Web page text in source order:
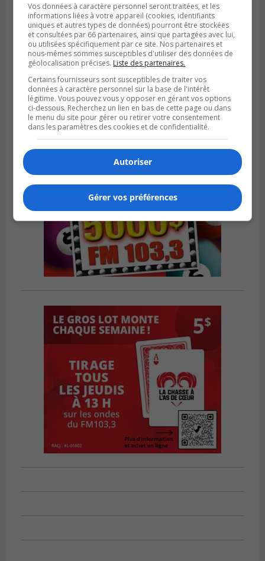
SAINT-CATHERINE
Sainte-Catherine prolonge son aide
financière au Complexe Le Partage
Vos données à caractère personnel seront traitées, et les
informations liées à votre appareil (cookies, identifiants
uniques et autres types de données) pourront être stockées
et consultées par 66 partenaires, ainsi que partagées avec lui,
ou utilisées spécifiquement par ce site. Nos partenaires et
nous-mêmes sommes susceptibles d'utiliser des données de
géolocalisation précises. Liste des partenaires.
Certains fournisseurs sont susceptibles de traiter vos
données à caractère personnel sur la base de l'intérêt
légitime. Vous pouvez vous y opposer en gérant vos options
ci-dessous. Recherchez un lien en bas de cette page ou dans
le menu du site pour gérer ou retirer votre consentement
dans les paramètres des cookies et de confidentialité.
Autoriser
Gérer vos préférences